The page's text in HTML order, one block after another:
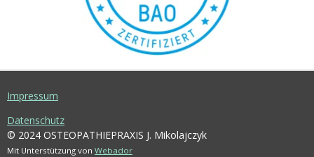
Impressum
Datenschutz
© 2024 OSTEOPATHIEPRAXIS J. Mikolajczyk
Mit Unterstützung von Webador